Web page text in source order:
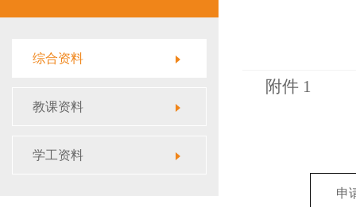
综合资料
教课资料
学工资料
附件 1
申